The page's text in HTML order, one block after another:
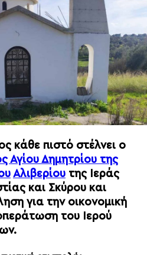
κάθε πιστό στέλνει ο
Αγίου Δημητρίου της
Αλιβερίου της Ιεράς
και Σκύρου και
για την οικονομική
του Ιερού